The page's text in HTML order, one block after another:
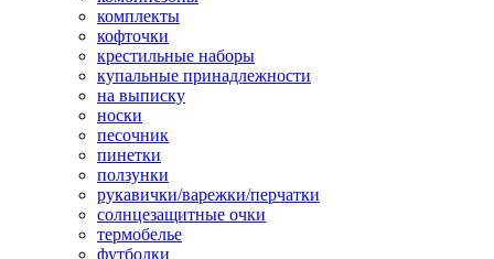
комплекты
кофточки
крестильные наборы
купальные принадлежности
на выписку
носки
песочник
пинетки
ползунки
рукавички/варежки/перчатки
солнцезащитные очки
термобелье
футболки